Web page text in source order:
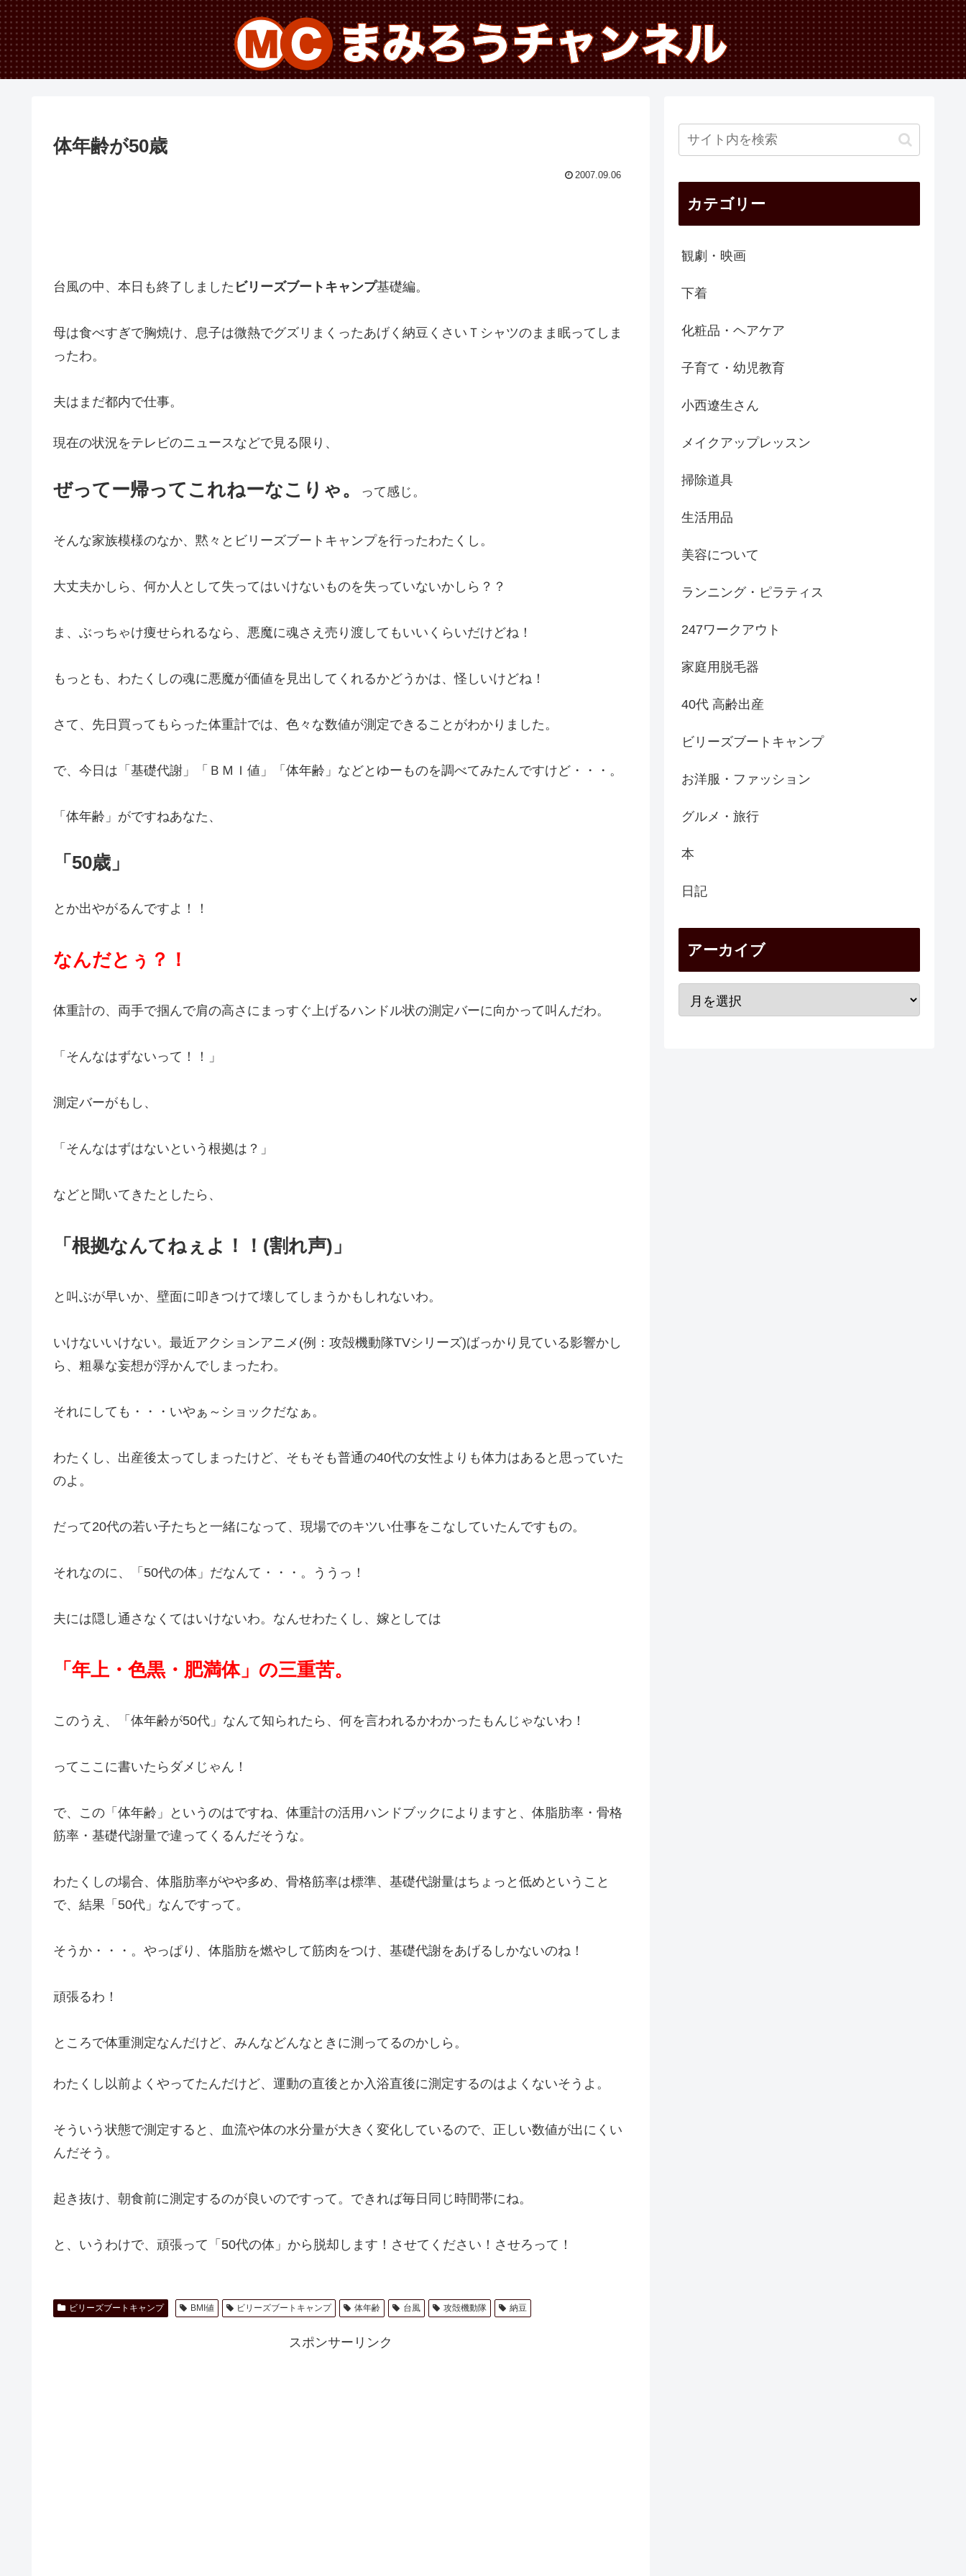
体年齢が50歳
2007.09.06
台風の中、本日も終了しました ビリーズブートキャンプ基礎編。
母は食べすぎで胸焼け、息子は微熱でグズリまくったあげく納豆くさいＴシャツのまま眠ってしま
ったわ。
夫はまだ都内で仕事。
現在の状況をテレビのニュースなどで見る限り、
ぜってー帰ってこれねーなこりゃ。 って感じ。
そんな家族模様のなか、黙々とビリーズブートキャンプを行ったわたくし。
大丈夫かしら、何か人として失ってはいけないものを失っていないかしら？？
ま、ぶっちゃけ痩せられるなら、悪魔に魂さえ売り渡してもいいくらいだけどね！
もっとも、わたくしの魂に悪魔が価値を見出してくれるかどうかは、怪しいけどね！
さて、先日買ってもらった体重計では、色々な数値が測定できることがわかりました。
で、今日は「基礎代謝」「ＢＭＩ値」「体年齢」などとゆーものを調べてみたんですけど・・・。
「体年齢」がですねあなた、
「50歳」
とか出やがるんですよ！！
なんだとぅ？！
体重計の、両手で掴んで肩の高さにまっすぐ上げるハンドル状の測定バーに向かって叫んだわ。
「そんなはずないって！！」
測定バーがもし、
「そんなはずはないという根拠は？」
などと聞いてきたとしたら、
「根拠なんてねぇよ！！(割れ声)」
と叫ぶが早いか、壁面に叩きつけて壊してしまうかもしれないわ。
いけないいけない。最近アクションアニメ(例：攻殻機動隊TVシリーズ)ばっかり見ている影響かし
ら、粗暴な妄想が浮かんでしまったわ。
それにしても・・・いやぁ～ショックだなぁ。
わたくし、出産後太ってしまったけど、そもそも普通の40代の女性よりも体力はあると思っていた
のよ。
だって20代の若い子たちと一緒になって、現場でのキツい仕事をこなしていたんですもの。
それなのに、「50代の体」だなんて・・・。ううっ！
夫には隠し通さなくてはいけないわ。なんせわたくし、嫁としては
「年上・色黒・肥満体」の三重苦。
このうえ、「体年齢が50代」なんて知られたら、何を言われるかわかったもんじゃないわ！
ってここに書いたらダメじゃん！
で、この「体年齢」というのはですね、体重計の活用ハンドブックによりますと、体脂肪率・骨格
筋率・基礎代謝量で違ってくるんだそうな。
わたくしの場合、体脂肪率がやや多め、骨格筋率は標準、基礎代謝量はちょっと低めということ
で、結果「50代」なんですって。
そうか・・・。やっぱり、体脂肪を燃やして筋肉をつけ、基礎代謝をあげるしかないのね！
頑張るわ！
ところで体重測定なんだけど、みんなどんなときに測ってるのかしら。
わたくし以前よくやってたんだけど、運動の直後とか入浴直後に測定するのはよくないそうよ。
そういう状態で測定すると、血流や体の水分量が大きく変化しているので、正しい数値が出にくい
んだそう。
起き抜け、朝食前に測定するのが良いのですって。できれば毎日同じ時間帯にね。
と、いうわけで、頑張って「50代の体」から脱却します！させてください！させろって！
ビリーズブートキャンプ BMI値 ビリーズブートキャンプ 体年齢 台風 攻殻機動隊 納豆
スポンサーリンク
カテゴリー
観劇・映画
下着
化粧品・ヘアケア
子育て・幼児教育
小西遼生さん
メイクアップレッスン
掃除道具
生活用品
美容について
ランニング・ピラティス
247ワークアウト
家庭用脱毛器
40代 高齢出産
ビリーズブートキャンプ
お洋服・ファッション
グルメ・旅行
本
日記
アーカイブ